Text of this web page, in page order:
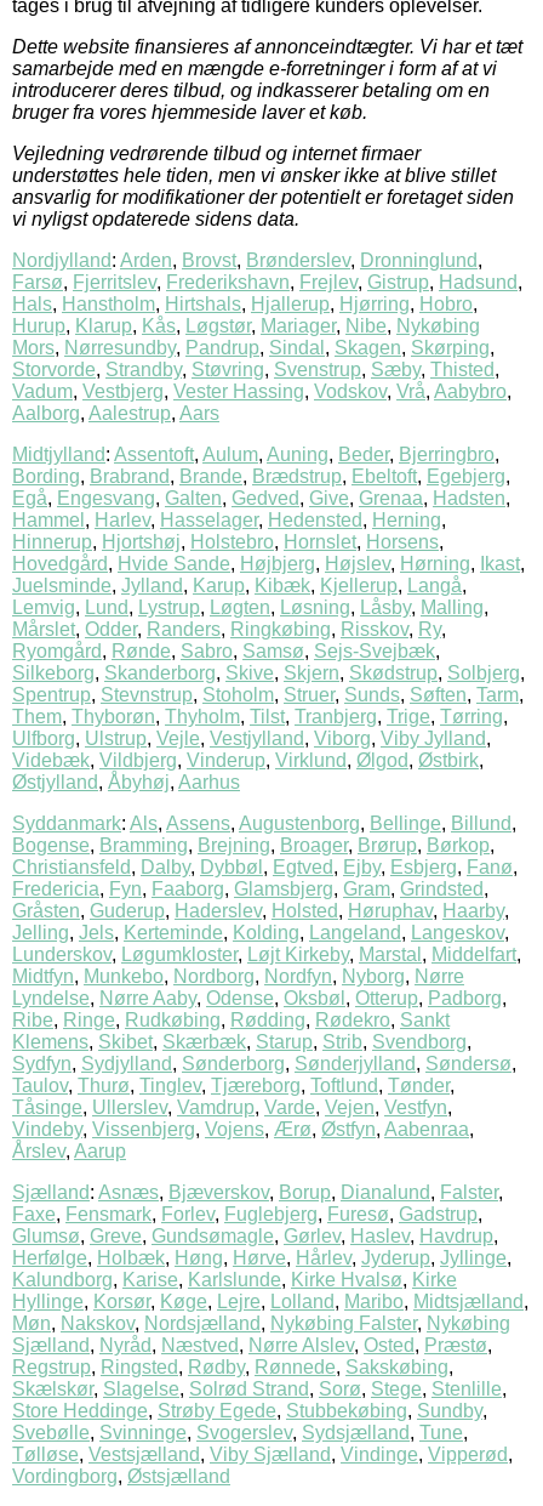
tages i brug til afvejning af tidligere kunders oplevelser.
Dette website finansieres af annonceindtægter. Vi har et tæt
samarbejde med en mængde e-forretninger i form af at vi
introducerer deres tilbud, og indkasserer betaling om en
bruger fra vores hjemmeside laver et køb.
Vejledning vedrørende tilbud og internet firmaer
understøttes hele tiden, men vi ønsker ikke at blive stillet
ansvarlig for modifikationer der potentielt er foretaget siden
vi nyligst opdaterede sidens data.
Nordjylland: Arden, Brovst, Brønderslev, Dronninglund,
Farsø, Fjerritslev, Frederikshavn, Frejlev, Gistrup, Hadsund,
Hals, Hanstholm, Hirtshals, Hjallerup, Hjørring, Hobro,
Hurup, Klarup, Kås, Løgstør, Mariager, Nibe, Nykøbing
Mors, Nørresundby, Pandrup, Sindal , Skagen, Skørping,
Storvorde, Strandby, Støvring, Svenstrup, Sæby, Thisted,
Vadum, Vestbjerg, Vester Hassing, Vodskov, Vrå, Aabybro,
Aalborg, Aalestrup, Aars
Midtjylland: Assentoft, Aulum, Auning, Beder, Bjerringbro,
Bording, Brabrand, Brande, Brædstrup, Ebeltoft, Egebjerg,
Egå, Engesvang, Galten, Gedved, Give, Grenaa, Hadsten,
Hammel , Harlev, Hasselager, Hedensted, Herning,
Hinnerup, Hjortshøj, Holstebro, Hornslet, Horsens,
Hovedgård, Hvide Sande, Højbjerg, Højslev, Hørning, Ikast,
Juelsminde, Jylland, Karup, Kibæk, Kjellerup, Langå,
Lemvig, Lund, Lystrup, Løgten, Løsning, Låsby, Malling,
Mårslet, Odder, Randers, Ringkøbing, Risskov, Ry,
Ryomgård, Rønde, Sabro, Samsø, Sejs-Svejbæk,
Silkeborg, Skanderborg, Skive, Skjern, Skødstrup, Solbjerg,
Spentrup, Stevnstrup, Stoholm, Struer, Sunds, Søften, Tarm,
Them, Thyborøn, Thyholm, Tilst, Tranbjerg, Trige, Tørring,
Ulfborg, Ulstrup, Vejle, Vestjylland, Viborg, Viby Jylland,
Videbæk, Vildbjerg, Vinderup, Virklund, Ølgod, Østbirk,
Østjylland, Åbyhøj, Aarhus
Syddanmark: Als, Assens, Augustenborg, Bellinge, Billund,
Bogense, Bramming, Brejning, Broager, Brørup, Børkop,
Christiansfeld, Dalby, Dybbøl , Egtved, Ejby, Esbjerg, Fanø,
Fredericia, Fyn, Faaborg, Glamsbjerg, Gram, Grindsted,
Gråsten, Guderup, Haderslev, Holsted, Høruphav, Haarby,
Jelling, Jels, Kerteminde, Kolding, Langeland, Langeskov,
Lunderskov, Løgumkloster, Løjt Kirkeby, Marstal , Middelfart,
Midtfyn, Munkebo, Nordborg, Nordfyn, Nyborg, Nørre
Lyndelse, Nørre Aaby, Odense, Oksbøl , Otterup, Padborg,
Ribe, Ringe, Rudkøbing, Rødding, Rødekro, Sankt
Klemens, Skibet, Skærbæk, Starup, Strib, Svendborg,
Sydfyn, Sydjylland, Sønderborg, Sønderjylland, Søndersø,
Taulov, Thurø, Tinglev, Tjæreborg, Toftlund, Tønder,
Tåsinge, Ullerslev, Vamdrup, Varde, Vejen, Vestfyn,
Vindeby, Vissenbjerg, Vojens, Ærø, Østfyn, Aabenraa,
Årslev, Aarup
Sjælland: Asnæs, Bjæverskov, Borup, Dianalund, Falster,
Faxe, Fensmark, Forlev, Fuglebjerg, Furesø, Gadstrup,
Glumsø, Greve, Gundsømagle, Gørlev, Haslev, Havdrup,
Herfølge, Holbæk, Høng, Hørve, Hårlev, Jyderup, Jyllinge,
Kalundborg, Karise, Karlslunde, Kirke Hvalsø, Kirke
Hyllinge, Korsør, Køge, Lejre, Lolland, Maribo, Midtsjælland,
Møn, Nakskov, Nordsjælland, Nykøbing Falster, Nykøbing
Sjælland, Nyråd, Næstved, Nørre Alslev, Osted, Præstø,
Regstrup, Ringsted, Rødby, Rønnede, Sakskøbing,
Skælskør, Slagelse, Solrød Strand, Sorø, Stege, Stenlille,
Store Heddinge, Strøby Egede, Stubbekøbing, Sundby,
Svebølle, Svinninge, Svogerslev, Sydsjælland, Tune,
Tølløse, Vestsjælland, Viby Sjælland, Vindinge, Vipperød,
Vordingborg, Østsjælland